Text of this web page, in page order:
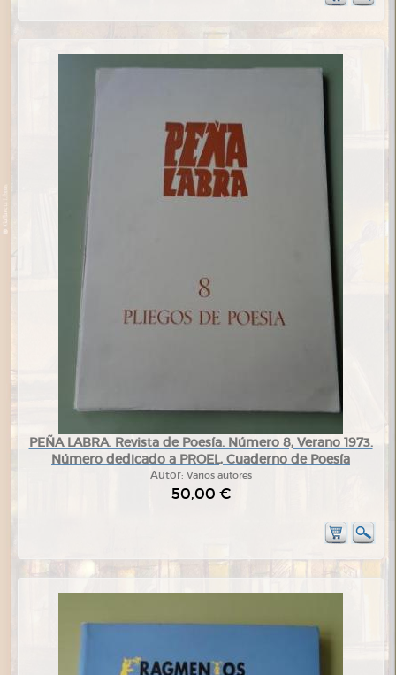
PEÑA LABRA. Revista de Poesía. Número 8, Verano 1973.
Número dedicado a PROEL, Cuaderno de Poesía
Autor: Varios autores
50,00 €